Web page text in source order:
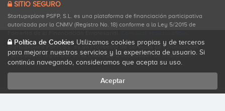
SITIO SEGURO
Startupxplore PSFP, S.L. es una plataforma de financiación participativa
autorizada por la CNMV (Registro No. 18) conforme a la Ley 5/2015 de
Startupxplore PSFP, S.L. es un Proveedor de Servicios de Financiación
Participativa registrado en la CNMV para actividades de financiación
participativa.
Política de Cookies Utilizamos cookies propias y de terceros
para mejorar nuestros servicios y la experiencia de usuario. Si
continúa navegando, consideramos que acepta su uso.
Aceptar